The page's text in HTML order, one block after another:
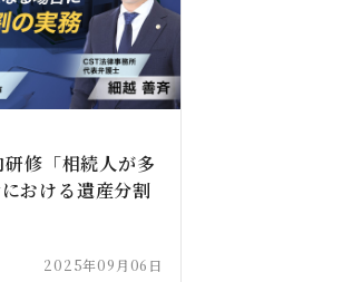
修「相続人が多
おける遺産分割
2025年09月06日